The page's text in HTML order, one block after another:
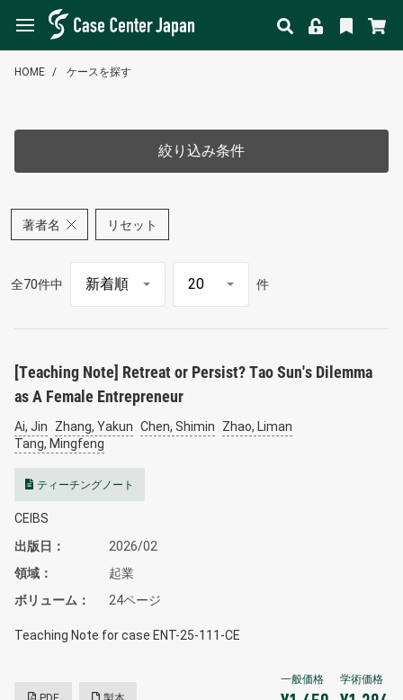
HOME ケースを探す
著者名 リセット
全70件中 件
[Teaching Note] Retreat or Persist? Tao Sun's Dilemma
as A Female Entrepreneur
Ai, Jin Zhang, Yakun Chen, Shimin
Zhao, Liman
Tang, Mingfeng
ティーチングノート
CEIBS
出版日
2026/02
領域
起業
ボリューム
24ページ
Teaching Note for case ENT-25-111-CE
絞り込み条件